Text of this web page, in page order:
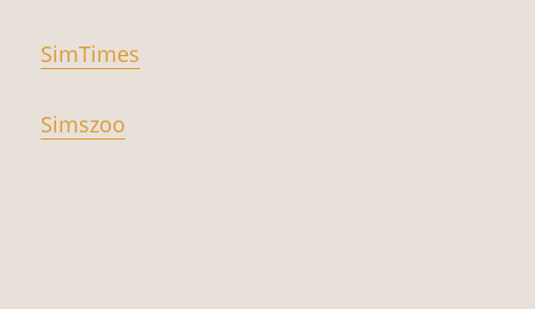
SimTimes
Simszoo